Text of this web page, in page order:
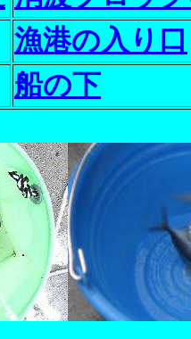
漁港の入り口
船の下